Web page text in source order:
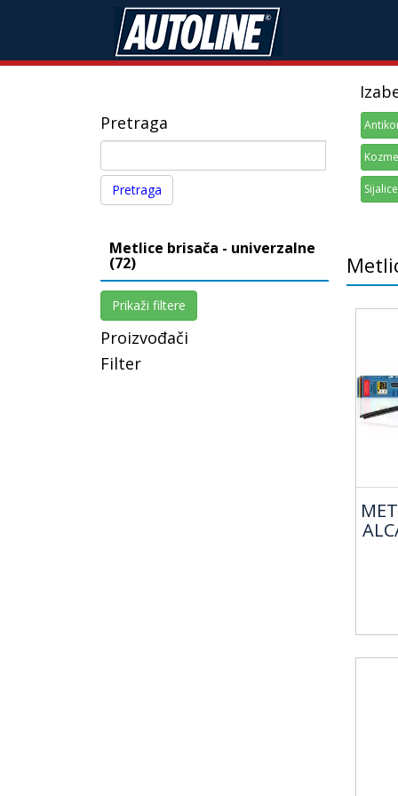
Pretraga
Metlice brisača - univerzalne
(72)
Prikaži filtere
Proizvođači
Filter
Sijalice